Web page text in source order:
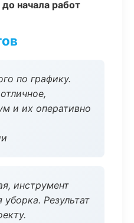
начала работ
по графику.
и их оперативно
инструмент
Результат